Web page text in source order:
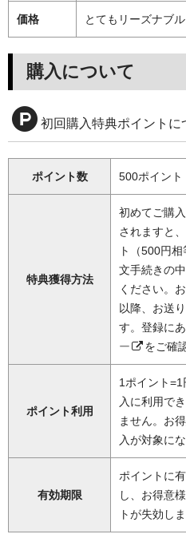
価格 とてもリーズナブル
購入について
初回購入特典ポイントに
ポイント数 500ポイント
特典獲得方法
初めてご購
されますと
ト（500円
文手続きの
ください。
以降、お送
す。登録に
ー
をご確
ポイント利用
1ポイント
入に利用で
ません。お
入が対象にな
有効期限
ポイントに
し、お得意
トが失効しま